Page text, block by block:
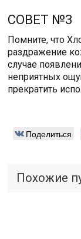
СОВЕТ №3
Помните, что
раздражение
случае
неприятных
прекратить
Поделиться
Похожие